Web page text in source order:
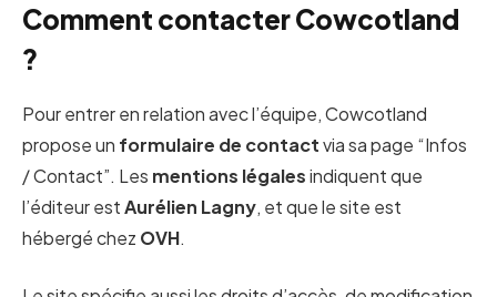
Comment contacter Cowcotland
?
Pour entrer en relation avec l’équipe, Cowcotland
propose un formulaire de contactvia sa page “Infos
/ Contact”. Les mentions légalesindiquent que
l’éditeur estAurélien Lagny, et que le site est
hébergé chez OVH.